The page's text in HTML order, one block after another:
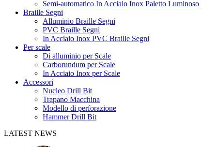
Semi-automatico In Acciaio Inox Paletto Luminoso
Braille Segni
Alluminio Braille Segni
PVC Braille Segni
In Acciaio Inox PVC Braille Segni
Per scale
Di alluminio per Scale
Carborundum per Scale
In Acciaio Inox per Scale
Accessori
Nucleo Drill Bit
Trapano Macchina
Modello di perforazione
Hammer Drill Bit
LATEST NEWS